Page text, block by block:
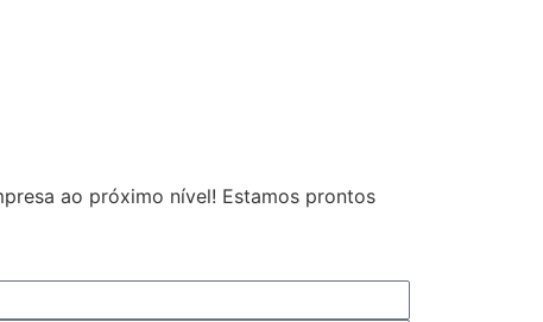
ao próximo nível! Estamos prontos